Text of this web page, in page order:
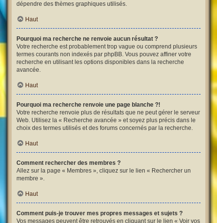
dépendre des thèmes graphiques utilisés.
Haut
Pourquoi ma recherche ne renvoie aucun résultat ?
Votre recherche est probablement trop vague ou comprend plusieurs
termes courants non indexés par phpBB. Vous pouvez affiner votre
recherche en utilisant les options disponibles dans la recherche
avancée.
Haut
Pourquoi ma recherche renvoie une page blanche ?!
Votre recherche renvoie plus de résultats que ne peut gérer le serveur
Web. Utilisez la « Recherche avancée » et soyez plus précis dans le
choix des termes utilisés et des forums concernés par la recherche.
Haut
Comment rechercher des membres ?
Allez sur la page « Membres », cliquez sur le lien « Rechercher un
membre ».
Haut
Comment puis-je trouver mes propres messages et sujets ?
Vos messages peuvent être retrouvés en cliquant sur le lien « Voir vos